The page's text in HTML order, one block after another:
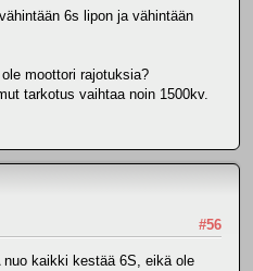
6s lipon ja vähintään
moottori rajotuksia?
tarkotus vaihtaa noin 1500kv.
#56
nuo kaikki kestää 6S, eikä ole